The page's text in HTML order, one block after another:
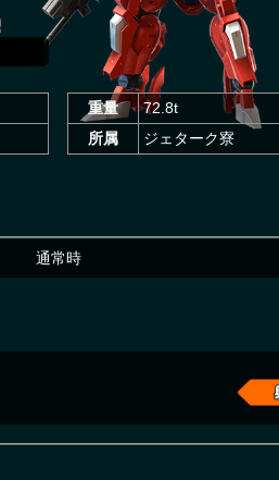
重量
72.8t
所属
ジェターク寮
通常時